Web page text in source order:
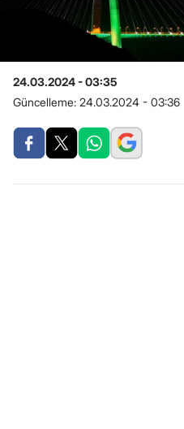
24.03.2024 - 03:35
Güncelleme: 24.03.2024 - 03:36